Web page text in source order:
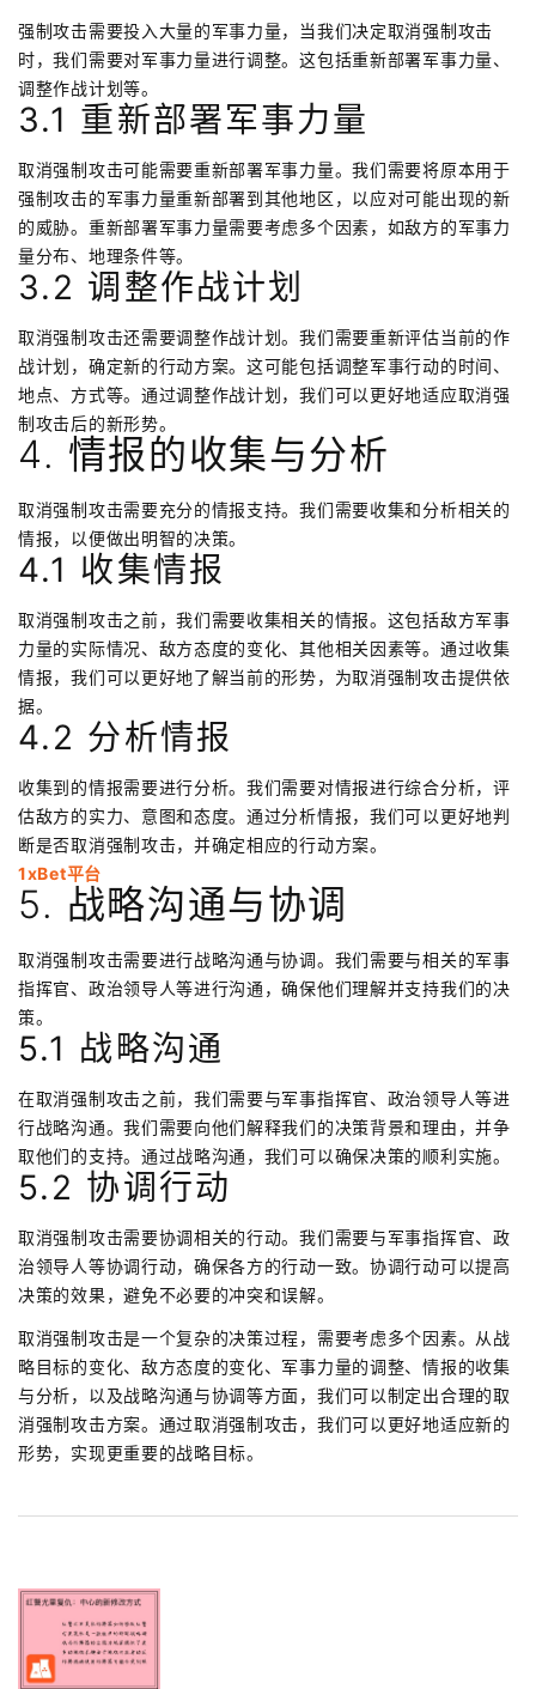
强制攻击需要投入大量的军事力量，当我们决定取消强制攻击
时，我们需要对军事力量进行调整。这包括重新部署军事力量、
调整作战计划等。
3.1 重新部署军事力量
取消强制攻击可能需要重新部署军事力量。我们需要将原本用于
强制攻击的军事力量重新部署到其他地区，以应对可能出现的新
的威胁。重新部署军事力量需要考虑多个因素，如敌方的军事力
量分布、地理条件等。
3.2 调整作战计划
取消强制攻击还需要调整作战计划。我们需要重新评估当前的作
战计划，确定新的行动方案。这可能包括调整军事行动的时间、
地点、方式等。通过调整作战计划，我们可以更好地适应取消强
制攻击后的新形势。
4. 情报的收集与分析
取消强制攻击需要充分的情报支持。我们需要收集和分析相关的
情报，以便做出明智的决策。
4.1 收集情报
取消强制攻击之前，我们需要收集相关的情报。这包括敌方军事
力量的实际情况、敌方态度的变化、其他相关因素等。通过收集
情报，我们可以更好地了解当前的形势，为取消强制攻击提供依
据。
4.2 分析情报
收集到的情报需要进行分析。我们需要对情报进行综合分析，评
估敌方的实力、意图和态度。通过分析情报，我们可以更好地判
断是否取消强制攻击，并确定相应的行动方案。
1xBet平台
5. 战略沟通与协调
取消强制攻击需要进行战略沟通与协调。我们需要与相关的军事
指挥官、政治领导人等进行沟通，确保他们理解并支持我们的决
策。
5.1 战略沟通
在取消强制攻击之前，我们需要与军事指挥官、政治领导人等进
行战略沟通。我们需要向他们解释我们的决策背景和理由，并争
取他们的支持。通过战略沟通，我们可以确保决策的顺利实施。
5.2 协调行动
取消强制攻击需要协调相关的行动。我们需要与军事指挥官、政
治领导人等协调行动，确保各方的行动一致。协调行动可以提高
决策的效果，避免不必要的冲突和误解。
取消强制攻击是一个复杂的决策过程，需要考虑多个因素。从战
略目标的变化、敌方态度的变化、军事力量的调整、情报的收集
与分析，以及战略沟通与协调等方面，我们可以制定出合理的取
消强制攻击方案。通过取消强制攻击，我们可以更好地适应新的
形势，实现更重要的战略目标。